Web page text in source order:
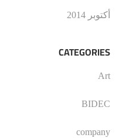
أكتوبر 2014
CATEGORIES
Art
BIDEC
company